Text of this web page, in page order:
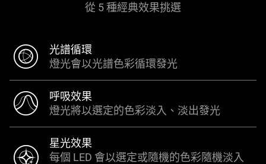
從 5 種經典效果挑選
光譜循環
燈光會以光譜色彩循環發光
呼吸效果
燈光將以選定的色彩淡入、淡出發光
星光效果
每個 LED 會以選定或隨機的色彩隨機淡入